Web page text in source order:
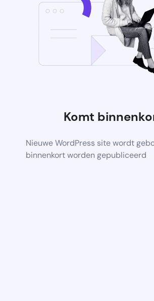
Komt
Nieuwe WordPress site wordt
binnenkort worden gepubliceerd